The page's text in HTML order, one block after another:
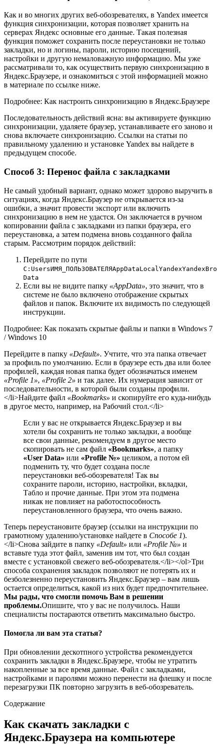
Как и во многих других веб-обозревателях, в Yandex имеется
функция синхронизации, которая позволяет хранить на
серверах Яндекс основные его данные. Такая полезная
функция поможет сохранить после переустановки не только
закладки, но и логины, пароли, историю посещений,
настройки и другую немаловажную информацию. Мы уже
рассматривали то, как осуществить первую синхронизацию в
Яндекс.Браузере, и ознакомиться с этой информацией можно
в материале по ссылке ниже.
Подробнее: Как настроить синхронизацию в Яндекс.Браузере
Последовательность действий ясна: вы активируете функцию
синхронизации, удаляете браузер, устанавливаете его заново и
снова включаете синхронизацию. Ссылки на статьи по
правильному удалению и установке Yandex вы найдете в
предыдущем способе.
Способ 3: Перенос файла с закладками
Не самый удобный вариант, однако может здорово выручить в
ситуациях, когда Яндекс.Браузер не открывается из-за
ошибки, а значит провести экспорт или включить
синхронизацию в нем не удастся. Он заключается в ручном
копировании файла с закладками из папки браузера, его
переустановка, а затем подмена вновь созданного файла
старым. Рассмотрим порядок действий:
Перейдите по пути
Data
Если вы не видите папку «AppData», это значит, что в
системе не было включено отображение скрытых
файлов и папок. Включите их видимость по следующей
инструкции.
Подробнее: Как показать скрытые файлы и папки в Windows 7
/ Windows 10
Перейдите в папку «Default». Учтите, что эта папка отвечает
за профиль по умолчанию. Если в браузере есть два или более
профилей, каждая новая папка будет обозначаться именем
«Profile 1», «Profile 2» и так далее. Их нумерация зависит от
последовательности, в которой были созданы профили.
</li>Найдите файл «Bookmarks» и скопируйте его куда-нибудь
в другое место, например, на Рабочий стол.</li>
Если у вас не открывается Яндекс.Браузер и вы
хотели бы сохранить не только закладки, а вообще
все свои данные, рекомендуем в другое место
скопировать не сам файл «Bookmarks», а папку
«User Data» или «Profile №» целиком, а потом ей
подменить ту, что будет создана после
переустановки веб-обозревателя! Так вы
сохраните пароли, историю, настройки, вкладки,
Табло и прочие данные. При этом эта подмена
никак не повлияет на работоспособность
переустановленного браузера, что очень важно.
Теперь переустановите браузер (ссылки на инструкции по
грамотному удалению/установке найдете в Способе 1).
</li>Снова зайдите в папку «Default» или «Profile №» и
вставьте туда этот файл, заменив им тот, что был создан
вместе с установкой свежего веб-обозревателя.</li></ol>Три
способа сохранения закладок позволяют не потерять их и
безболезненно переустановить Яндекс.Браузер – вам лишь
остается определиться, какой из них будет предпочтительнее.
Мы рады, что смогли помочь Вам в решении
проблемы.Опишите, что у вас не получилось. Наши
специалисты постараются ответить максимально быстро.
Помогла ли вам эта статья?
При обновлении дескотпного устройства рекомендуется
сохранить закладки в Яндекс.Браузере, чтобы не утратить
накопленные за все время данные. Файл с закладками,
настройками и паролями можно перенести на флешку и после
перезагрузки ПК повторно загрузить в веб-обозреватель.
Содержание
Как скачать закладки с
Яндекс.Браузера на компьютере